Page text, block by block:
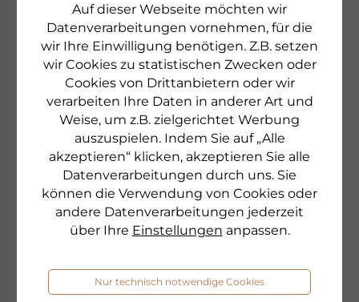
Auf dieser Webseite möchten wir
Datenverarbeitungen vornehmen, für die
wir Ihre Einwilligung benötigen. Z.B. setzen
wir Cookies zu statistischen Zwecken oder
Cookies von Drittanbietern oder wir
verarbeiten Ihre Daten in anderer Art und
Weise, um z.B. zielgerichtet Werbung
auszuspielen. Indem Sie auf „Alle
akzeptieren“ klicken, akzeptieren Sie alle
Datenverarbeitungen durch uns. Sie
können die Verwendung von Cookies oder
andere Datenverarbeitungen jederzeit
über Ihre Einstellungen anpassen.
Nur technisch notwendige Cookies
PHYRIS
LUXESSE
Anti-Aging Gesichtsöl
€ 92,00 30 ml
€ 3.066,67 pro 1 l
sofort lieferbar
zum Produkt